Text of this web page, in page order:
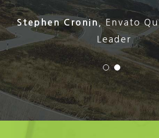
Stephen Cronin,Envato
Leader